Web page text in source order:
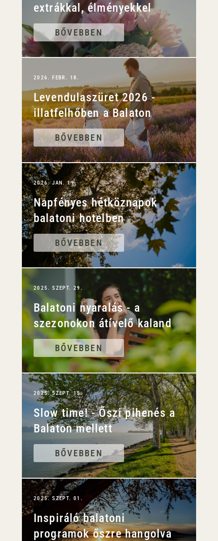
extrákkal, élményekkel
BŐVEBBEN
2026. FEBR. 18.
Levendulaszüret 2026 -
illatfelhőben a Balaton
BŐVEBBEN
2026. JAN. 19.
Napfényes hétköznapok
balatoni hotelben
BŐVEBBEN
2025. SZEPT. 29.
Balatoni nyaralás - a
szezonokon átívelő kaland
BŐVEBBEN
2025. SZEPT. 15.
Slow time! - Őszi pihenés a
Balaton mellett
BŐVEBBEN
2025. SZEPT. 01.
Inspiráló balatoni
programok őszre hangolva